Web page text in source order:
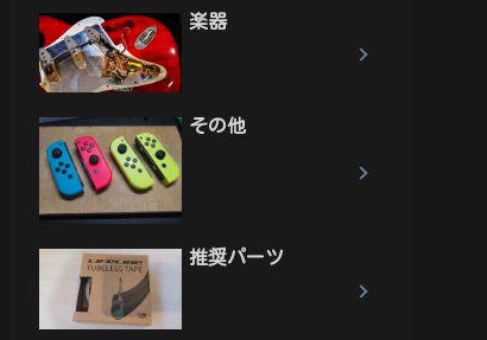
楽器
その他
推奨パーツ